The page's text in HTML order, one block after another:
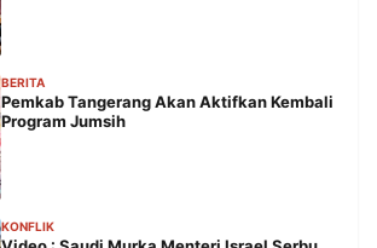
BERITA
Pemkab Tangerang Akan Aktifkan Kembali
Program Jumsih
KONFLIK